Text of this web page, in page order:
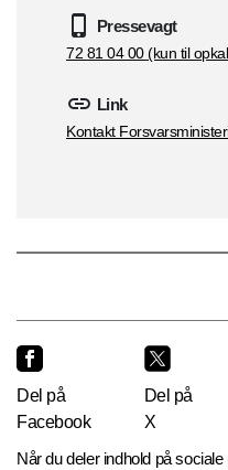
Pressevagt
72 81 04 00 (kun til
Link
Kontakt
Del på
Facebook
Del på
X
Når du deler indhold på